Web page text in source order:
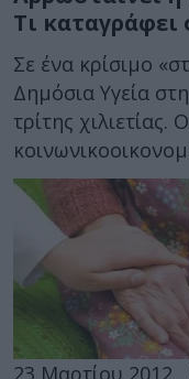
Τι καταγράφει
Σε ένα κρίσιμο
Δημόσια Υγεία
τρίτης χιλιετίας.
23 Μαρτίου 2012